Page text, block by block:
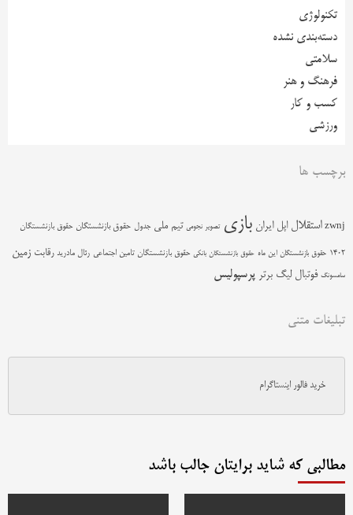
تکنولوژی
دسته‌بندی نشده
سلامتی
فرهنگ و هنر
کسب و کار
ورزشی
برچسب ها
zwnj استقلال اپل ایران بازی تصویر نجومی تیم ملی جدول حقوق بازنشستگان حقوق بازنشستگان
1402 حقوق بازنشستگان این ماه حقوق بازنشستگان بانکی حقوق بازنشستگان تامین اجتماعی رئال مادرید رقابت زمین
سامسونگ فوتبال لیگ برتر پرسپولیس
تبلیغات متنی
خرید فالور اینستاگرام
مطالبی که شاید برایتان جالب باشد